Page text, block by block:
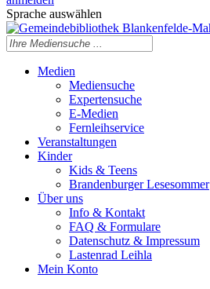
Sprache auswählen
Medien
Mediensuche
Expertensuche
E-Medien
Fernleihservice
Veranstaltungen
Kinder
Kids & Teens
Brandenburger Lesesommer
Über uns
Info & Kontakt
FAQ & Formulare
Datenschutz & Impressum
Lastenrad Leihla
Mein Konto